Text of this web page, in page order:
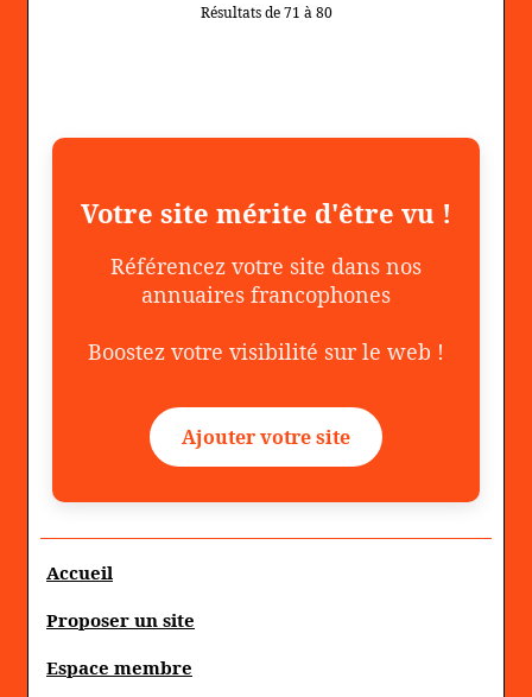
Résultats de 71 à 80
Votre site mérite d'être vu !
Référencez votre site dans nos
annuaires francophones
Boostez votre visibilité sur le web !
Ajouter votre site
Accueil
Proposer un site
Espace membre